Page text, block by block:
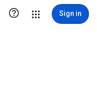
 Sign in